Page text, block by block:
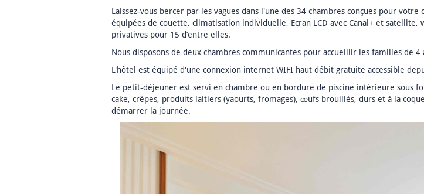
Laissez-vous bercer par les vagues dans l'une des 34 chambres conçues pour
équipées de couette, climatisation individuelle, Ecran LCD avec Canal+ et
privatives pour 15 d’entre elles.
Nous disposons de deux chambres communicantes pour accueillir les familles de 4
L'hôtel est équipé d'une connexion internet WIFI haut débit gratuite accessible
Le petit-déjeuner est servi en chambre ou en bordure de piscine intérieure sous
cake, crêpes, produits laitiers (yaourts, fromages), œufs brouillés, durs et à la
démarrer la journée.